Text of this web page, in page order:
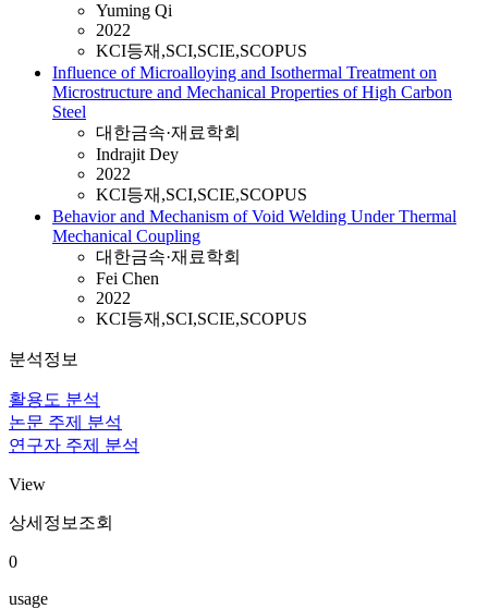
Yuming Qi
2022
KCI등재,SCI,SCIE,SCOPUS
Influence of Microalloying and Isothermal Treatment on
Microstructure and Mechanical Properties of High Carbon
Steel
대한금속·재료학회
Indrajit Dey
2022
KCI등재,SCI,SCIE,SCOPUS
Behavior and Mechanism of Void Welding Under Thermal
Mechanical Coupling
대한금속·재료학회
Fei Chen
2022
KCI등재,SCI,SCIE,SCOPUS
분석정보
활용도 분석
논문 주제 분석
연구자 주제 분석
View
상세정보조회
0
usage